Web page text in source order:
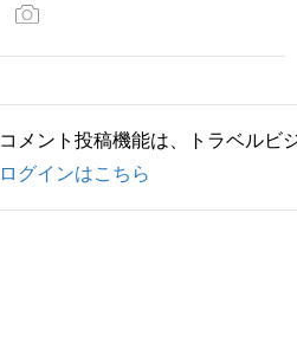
コメント投稿機能は、トラベルビ
ログインはこちら